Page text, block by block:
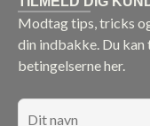
Modtag tips, tricks
din indbakke. Du
betingelserne her.